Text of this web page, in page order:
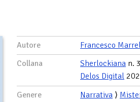
Autore
Francesco
Collana
Sherlockiana n.
Delos Digital
Genere
Narrativa ⟩